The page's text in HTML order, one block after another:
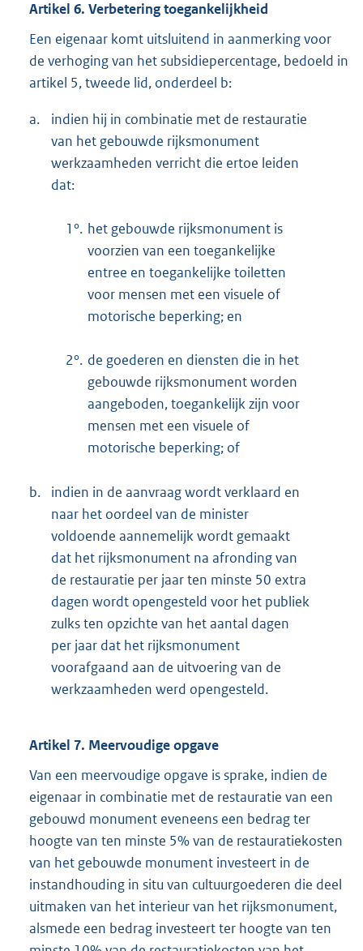
Artikel 6. Verbetering toegankelijkheid
Een eigenaar komt uitsluitend in aanmerking voor
de verhoging van het subsidiepercentage, bedoeld in
artikel 5, tweede lid, onderdeel b:
a.
indien hij in combinatie met de restauratie
van het gebouwde rijksmonument
werkzaamheden verricht die ertoe leiden
dat:
1°. het gebouwde rijksmonument is
voorzien van een toegankelijke
entree en toegankelijke toiletten
voor mensen met een visuele of
motorische beperking; en
2°. de goederen en diensten die in het
gebouwde rijksmonument worden
aangeboden, toegankelijk zijn voor
mensen met een visuele of
motorische beperking; of
b.
indien in de aanvraag wordt verklaard en
naar het oordeel van de minister
voldoende aannemelijk wordt gemaakt
dat het rijksmonument na afronding van
de restauratie per jaar ten minste 50 extra
dagen wordt opengesteld voor het publiek
zulks ten opzichte van het aantal dagen
per jaar dat het rijksmonument
voorafgaand aan de uitvoering van de
werkzaamheden werd opengesteld.
Artikel 7. Meervoudige opgave
Van een meervoudige opgave is sprake, indien de
eigenaar in combinatie met de restauratie van een
gebouwd monument eveneens een bedrag ter
hoogte van ten minste 5% van de restauratiekosten
van het gebouwde monument investeert in de
instandhouding in situ van cultuurgoederen die deel
uitmaken van het interieur van het rijksmonument,
alsmede een bedrag investeert ter hoogte van ten